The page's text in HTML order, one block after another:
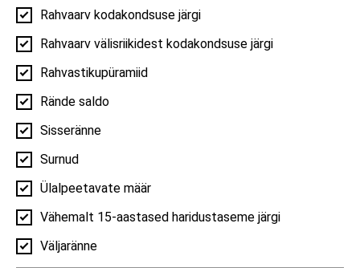
Rahvaarv kodakondsuse järgi
Rahvaarv välisriikidest kodakondsuse järgi
Rahvastikupüramiid
Rände saldo
Sisseränne
Surnud
Ülalpeetavate määr
Vähemalt 15-aastased haridustaseme järgi
Väljaränne
Narva-Jõesuu linn
Alutaguse vald
Demograafiline tööturusurveindeks
Demograafiline tööturusurveindeks | Kose vald,